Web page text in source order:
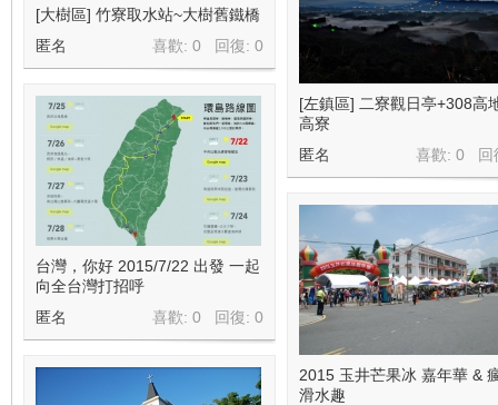
[大樹區] 竹寮取水站~大樹舊鐵橋
喜歡: 0 回復: 0
匿名
[左鎮區] 二寮觀日亭+308高
高寮
喜歡: 0 回
匿名
台灣，你好 2015/7/22 出發 一起
向全台灣打招呼
喜歡: 0 回復: 0
匿名
2015 玉井芒果冰 嘉年華 &
滑水趣